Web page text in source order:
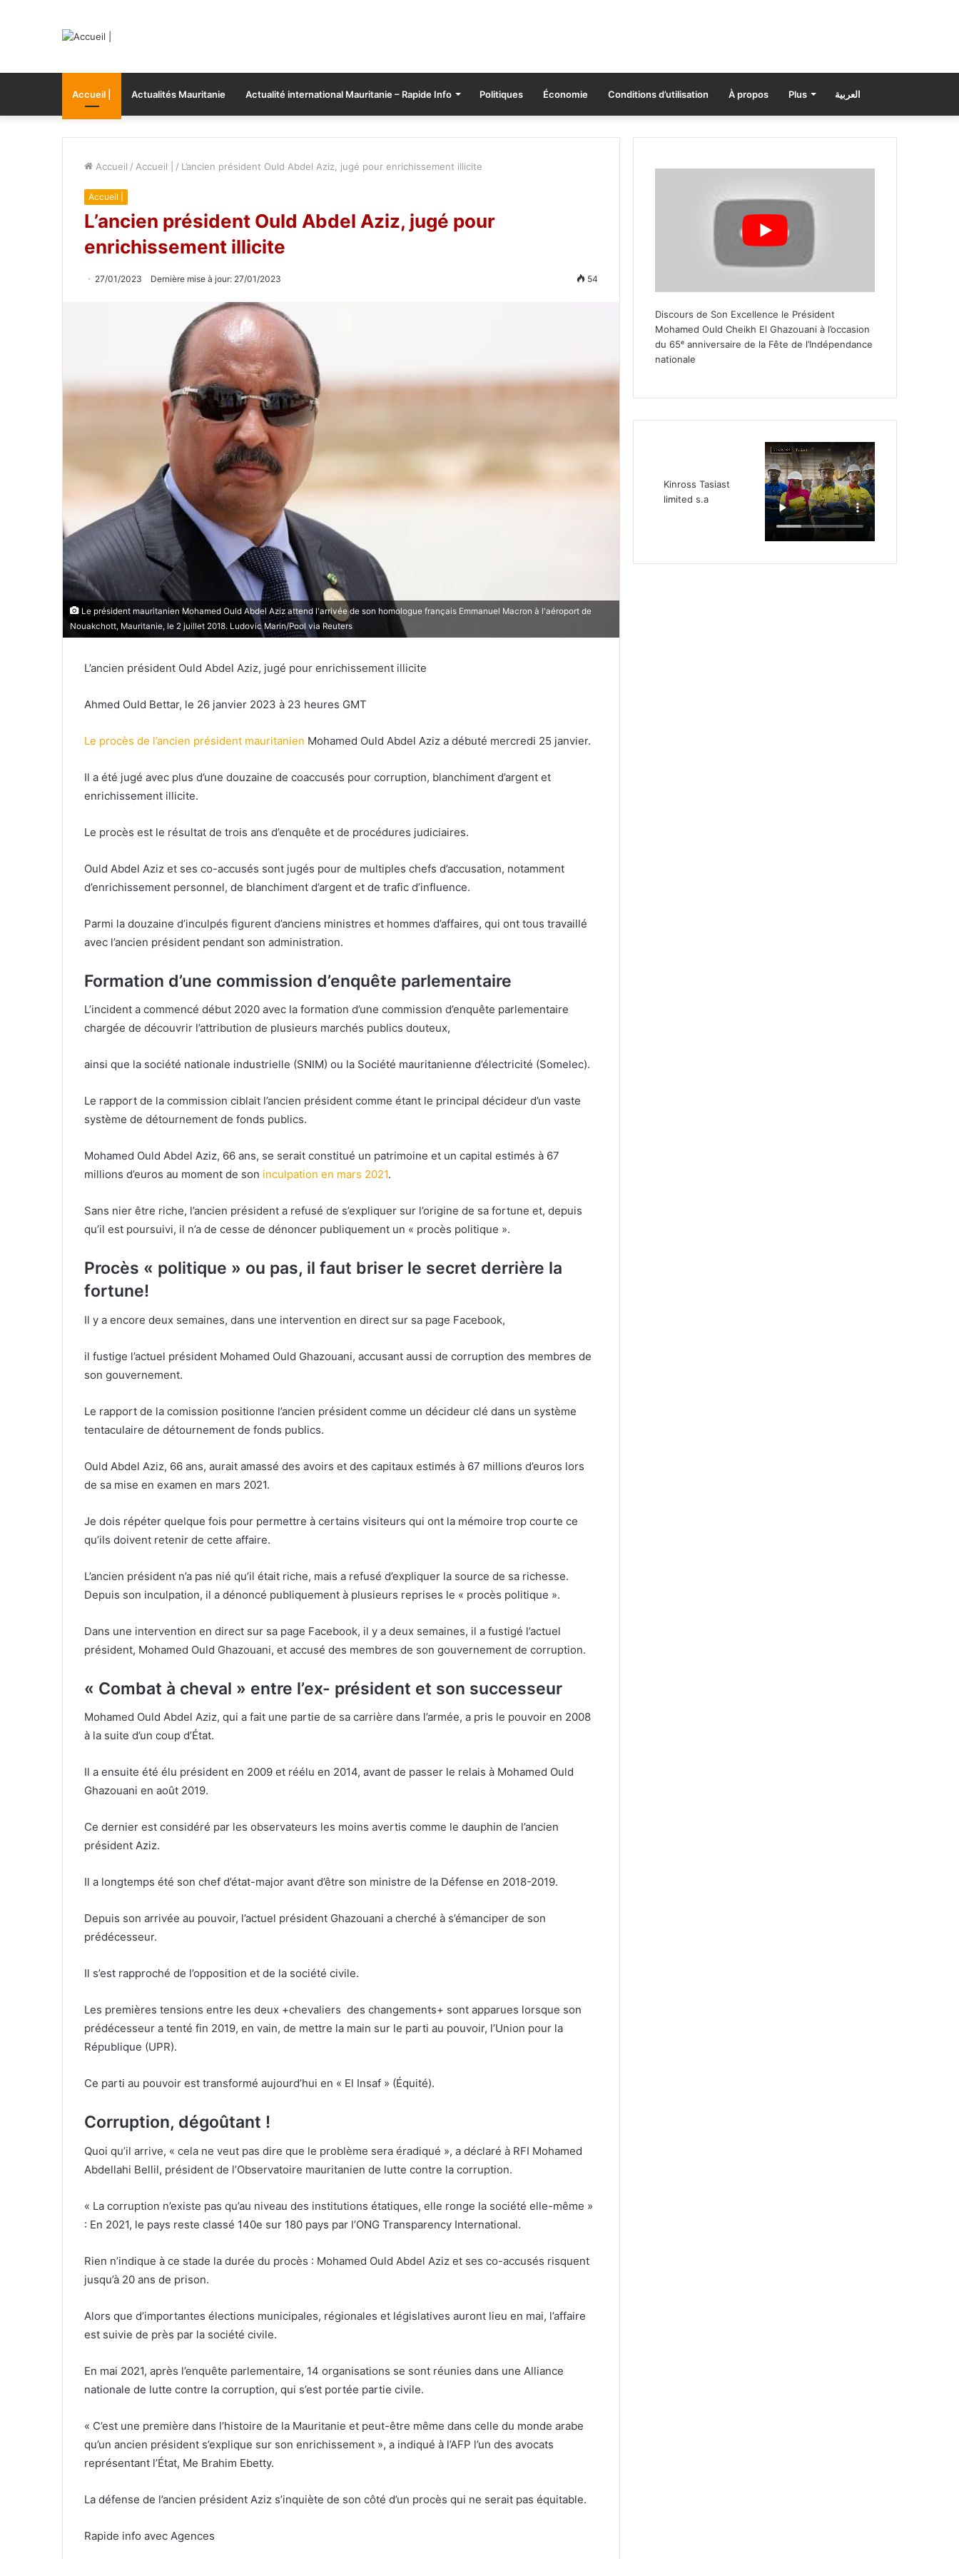
Accueil | Actualités Mauritanie Actualité international Mauritanie – Rapide Info Politiques Économie Conditions d’utilisation À propos Plus العربية
Accueil / Accueil | / L’ancien président Ould Abdel Aziz, jugé pour enrichissement illicite
Accueil |
L’ancien président Ould Abdel Aziz, jugé pour
enrichissement illicite
27/01/2023 Dernière mise à jour: 27/01/2023 54
Le président mauritanien Mohamed Ould Abdel Aziz attend l'arrivée de son homologue français Emmanuel Macron à l'aéroport de
Nouakchott, Mauritanie, le 2 juillet 2018. Ludovic Marin/Pool via Reuters
L’ancien président Ould Abdel Aziz, jugé pour enrichissement illicite
Ahmed Ould Bettar, le 26 janvier 2023 à 23 heures GMT
Le procès de l’ancien président mauritanien Mohamed Ould Abdel Aziz a débuté mercredi 25 janvier.
Il a été jugé avec plus d’une douzaine de coaccusés pour corruption, blanchiment d’argent et
enrichissement illicite.
Le procès est le résultat de trois ans d’enquête et de procédures judiciaires.
Ould Abdel Aziz et ses co-accusés sont jugés pour de multiples chefs d’accusation, notamment
d’enrichissement personnel, de blanchiment d’argent et de trafic d’influence.
Parmi la douzaine d’inculpés figurent d’anciens ministres et hommes d’affaires, qui ont tous travaillé
avec l’ancien président pendant son administration.
Formation d’une commission d’enquête parlementaire
L’incident a commencé début 2020 avec la formation d’une commission d’enquête parlementaire
chargée de découvrir l’attribution de plusieurs marchés publics douteux,
ainsi que la société nationale industrielle (SNIM) ou la Société mauritanienne d’électricité (Somelec).
Le rapport de la commission ciblait l’ancien président comme étant le principal décideur d’un vaste
système de détournement de fonds publics.
Mohamed Ould Abdel Aziz, 66 ans, se serait constitué un patrimoine et un capital estimés à 67
millions d’euros au moment de son inculpation en mars 2021.
Sans nier être riche, l’ancien président a refusé de s’expliquer sur l’origine de sa fortune et, depuis
qu’il est poursuivi, il n’a de cesse de dénoncer publiquement un « procès politique ».
Procès « politique » ou pas, il faut briser le secret derrière la
fortune!
Il y a encore deux semaines, dans une intervention en direct sur sa page Facebook,
il fustige l’actuel président Mohamed Ould Ghazouani, accusant aussi de corruption des membres de
son gouvernement.
Le rapport de la comission positionne l’ancien président comme un décideur clé dans un système
tentaculaire de détournement de fonds publics.
Ould Abdel Aziz, 66 ans, aurait amassé des avoirs et des capitaux estimés à 67 millions d’euros lors
de sa mise en examen en mars 2021.
Je dois répéter quelque fois pour permettre à certains visiteurs qui ont la mémoire trop courte ce
qu’ils doivent retenir de cette affaire.
L’ancien président n’a pas nié qu’il était riche, mais a refusé d’expliquer la source de sa richesse.
Depuis son inculpation, il a dénoncé publiquement à plusieurs reprises le « procès politique ».
Dans une intervention en direct sur sa page Facebook, il y a deux semaines, il a fustigé l’actuel
président, Mohamed Ould Ghazouani, et accusé des membres de son gouvernement de corruption.
« Combat à cheval » entre l’ex- président et son successeur
Mohamed Ould Abdel Aziz, qui a fait une partie de sa carrière dans l’armée, a pris le pouvoir en 2008
à la suite d’un coup d’État.
Il a ensuite été élu président en 2009 et réélu en 2014, avant de passer le relais à Mohamed Ould
Ghazouani en août 2019.
Ce dernier est considéré par les observateurs les moins avertis comme le dauphin de l’ancien
président Aziz.
Il a longtemps été son chef d’état-major avant d’être son ministre de la Défense en 2018-2019.
Depuis son arrivée au pouvoir, l’actuel président Ghazouani a cherché à s’émanciper de son
prédécesseur.
Il s’est rapproché de l’opposition et de la société civile.
Les premières tensions entre les deux +chevaliers des changements+ sont apparues lorsque son
prédécesseur a tenté fin 2019, en vain, de mettre la main sur le parti au pouvoir, l’Union pour la
République (UPR).
Ce parti au pouvoir est transformé aujourd’hui en « El Insaf » (Équité).
Corruption, dégoûtant !
Quoi qu’il arrive, « cela ne veut pas dire que le problème sera éradiqué », a déclaré à RFI Mohamed
Abdellahi Bellil, président de l’Observatoire mauritanien de lutte contre la corruption.
« La corruption n’existe pas qu’au niveau des institutions étatiques, elle ronge la société elle-même »
: En 2021, le pays reste classé 140e sur 180 pays par l’ONG Transparency International.
Rien n’indique à ce stade la durée du procès : Mohamed Ould Abdel Aziz et ses co-accusés risquent
jusqu’à 20 ans de prison.
Alors que d’importantes élections municipales, régionales et législatives auront lieu en mai, l’affaire
est suivie de près par la société civile.
En mai 2021, après l’enquête parlementaire, 14 organisations se sont réunies dans une Alliance
nationale de lutte contre la corruption, qui s’est portée partie civile.
« C’est une première dans l’histoire de la Mauritanie et peut-être même dans celle du monde arabe
qu’un ancien président s’explique sur son enrichissement », a indiqué à l’AFP l’un des avocats
représentant l’État, Me Brahim Ebetty.
La défense de l’ancien président Aziz s’inquiète de son côté d’un procès qui ne serait pas équitable.
Rapide info avec Agences
Discours de Son Excellence le Président
Mohamed Ould Cheikh El Ghazouani à l’occasion
du 65ᵉ anniversaire de la Fête de l’Indépendance
nationale
Kinross Tasiast
limited s.a